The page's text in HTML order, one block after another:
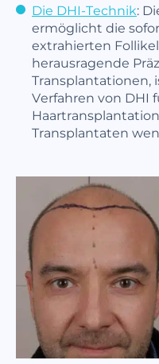
Die DHI-Technik:
ermöglicht die
extrahierten
herausragende
Transplantationen,
Verfahren von DHI
Transplantaten